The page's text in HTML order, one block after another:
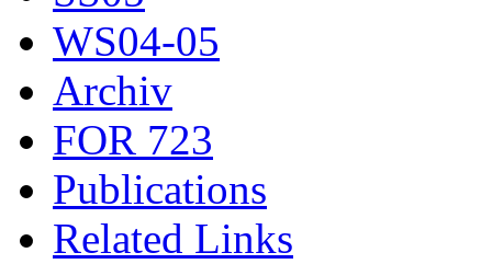
WS04-05
Archiv
FOR 723
Publications
Related Links